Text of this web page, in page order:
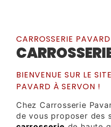
CARROSSERIE PAVARD
BIENVENUE SUR LE
PAVARD À SERVON !
Chez Carrosserie
de vous proposer des